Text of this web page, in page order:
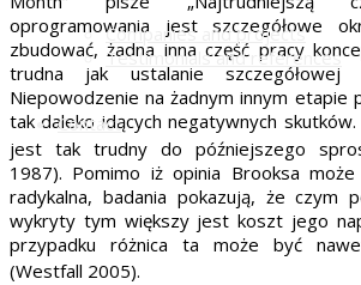
Companies and projects
Testimonials and references
Contact
oprogramowania jest szczegółowe
zbudować, żadna inna część pracy
trudna jak ustalanie szczegółowej
Niepowodzenie na żadnym innym etapie
tak daleko idących negatywnych
jest tak trudny do późniejszego
1987). Pomimo iż opinia Brooksa
radykalna, badania pokazują, że czym
wykryty tym większy jest koszt jego
przypadku różnica ta może być
(Westfall 2005).